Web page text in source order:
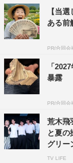
【当
ある前
PR(合同会
「
暴露
PR(合同会
荒木飛
と夏の
グリー
TV LIFE